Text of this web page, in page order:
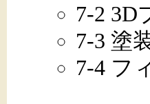
7-2 3D
7-3 塗
7-4 フ